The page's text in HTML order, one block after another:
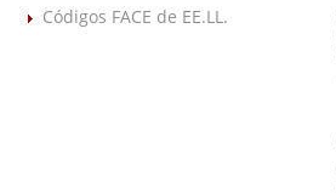
Códigos FACE de EE.LL.